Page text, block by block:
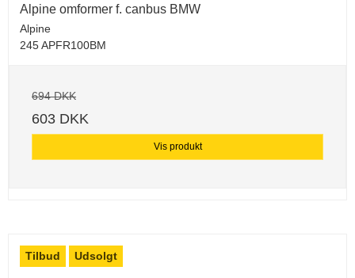
Alpine omformer f. canbus BMW
Alpine
245 APFR100BM
694 DKK
603 DKK
Vis produkt
Tilbud Udsolgt